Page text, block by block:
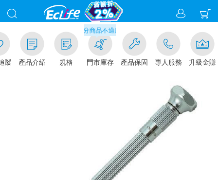
蹤 產品介紹 規格
滿千元門市取貨現折1%(部分商品不適用)-請點我看
門市庫存 產品保固 專人服務 升級金賺